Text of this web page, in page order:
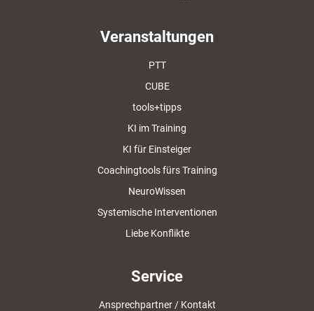
Veranstaltungen
PTT
CUBE
tools+tipps
KI im Training
KI für Einsteiger
Coachingtools fürs Training
NeuroWissen
Systemische Interventionen
Liebe Konflikte
Service
Ansprechpartner / Kontakt